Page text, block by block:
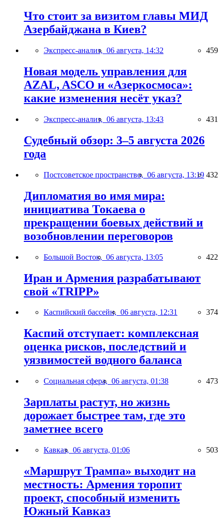
Что стоит за визитом главы МИД
Азербайджана в Киев?
Экспресс-анализ, 06 августа, 14:32 459
Новая модель управления для
AZAL, ASCO и «Азеркосмоса»:
какие изменения несёт указ?
Экспресс-анализ, 06 августа, 13:43 431
Судебный обзор: 3–5 августа 2026
года
Постсоветское пространство, 06 августа, 13:19 432
Дипломатия во имя мира:
инициатива Токаева о
прекращении боевых действий и
возобновлении переговоров
Большой Восток, 06 августа, 13:05 422
Иран и Армения разрабатывают
свой «TRIPP»
Каспийский бассейн, 06 августа, 12:31 374
Каспий отступает: комплексная
оценка рисков, последствий и
уязвимостей водного баланса
Социальная сфера, 06 августа, 01:38 473
Зарплаты растут, но жизнь
дорожает быстрее там, где это
заметнее всего
Кавказ, 06 августа, 01:06 503
«Маршрут Трампа» выходит на
местность: Армения торопит
проект, способный изменить
Южный Кавказ